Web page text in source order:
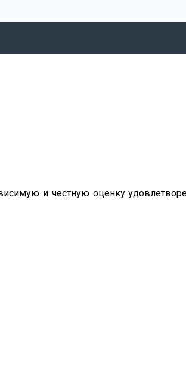
и честную оценку